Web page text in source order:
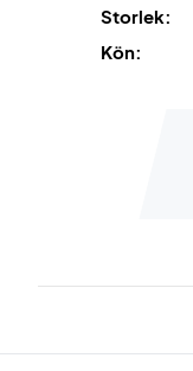
Storlek:
Kön: